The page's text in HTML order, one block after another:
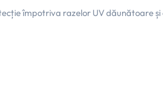
împotriva razelor UV dăunătoare